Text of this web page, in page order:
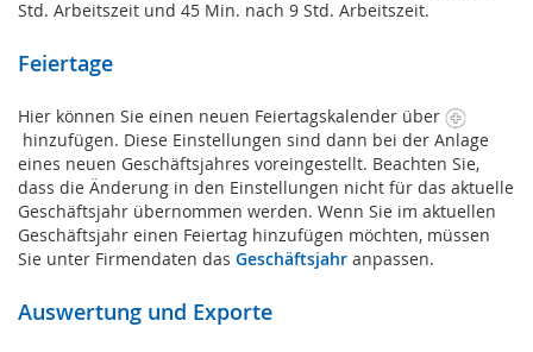
Std. Arbeitszeit und 45 Min. nach 9 Std. Arbeitszeit.
Feiertage
Hier können Sie einen neuen Feiertagskalender über
hinzufügen. Diese Einstellungen sind dann bei der Anlage
eines neuen Geschäftsjahres voreingestellt. Beachten Sie,
dass die Änderung in den Einstellungen nicht für das aktuelle
Geschäftsjahr übernommen werden. Wenn Sie im aktuellen
Geschäftsjahr einen Feiertag hinzufügen möchten, müssen
Sie unter Firmendaten das Geschäftsjahr anpassen.
Auswertung und Exporte